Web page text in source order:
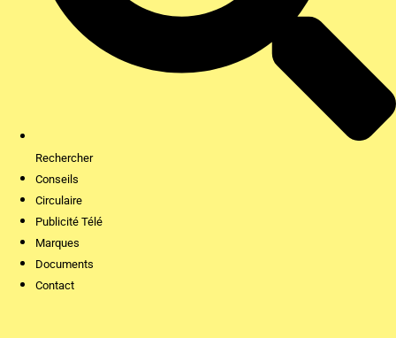
Rechercher
Conseils
Circulaire
Publicité Télé
Marques
Documents
Contact